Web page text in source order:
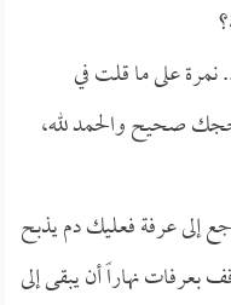
على ما قلت في
صحيح والحمد لله،
إلى عرفة فعليك دم يذبح
نهاراً أن يبقى إلى